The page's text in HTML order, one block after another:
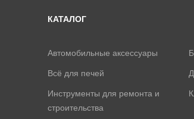
КАТАЛОГ
Автомобильные аксессуары
Всё для печей
Инструменты для ремонта и
строительства